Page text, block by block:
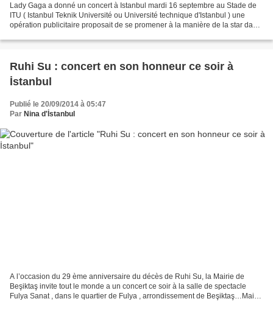
Lady Gaga a donné un concert à Istanbul mardi 16 septembre au Stade de
ITU ( Istanbul Teknik Université ou Université technique d'Istanbul ) une
opération publicitaire proposait de se promener à la manière de la star dans
Ruhi Su : concert en son honneur ce soir à
İstanbul
Publié le 20/09/2014 à 05:47
Par Nina d'İstanbul
A l’occasion du 29 ème anniversaire du décès de Ruhi Su, la Mairie de
Beşiktaş invite tout le monde a un concert ce soir à la salle de spectacle
Fulya Sanat , dans le quartier de Fulya , arrondissement de Beşiktaş…Mais